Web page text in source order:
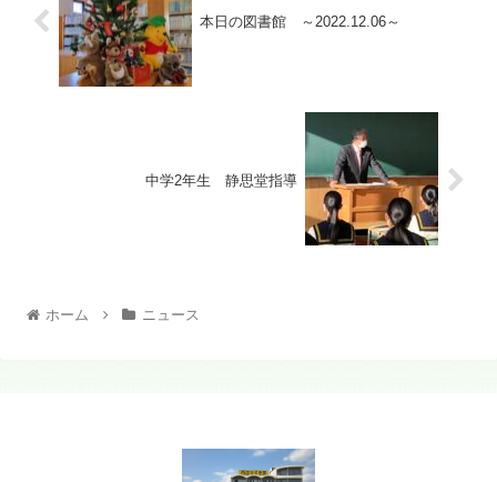
本日の図書館 ～2022.12.06～
中学2年生 静思堂指導
ホーム ニュース